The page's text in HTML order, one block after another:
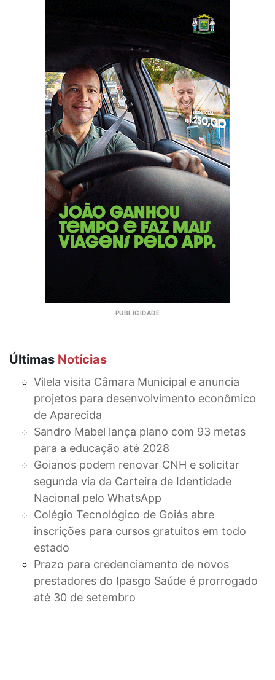
Últimas Notícias
Vilela visita Câmara Municipal e anuncia
projetos para desenvolvimento econômico
de Aparecida
Sandro Mabel lança plano com 93 metas
para a educação até 2028
Goianos podem renovar CNH e solicitar
segunda via da Carteira de Identidade
Nacional pelo WhatsApp
Colégio Tecnológico de Goiás abre
inscrições para cursos gratuitos em todo
estado
Prazo para credenciamento de novos
prestadores do Ipasgo Saúde é prorrogado
até 30 de setembro